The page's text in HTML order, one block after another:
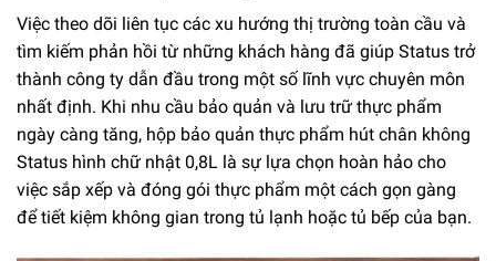
Việc theo dõi liên tục các xu hướng thị trường toàn cầu và
tìm kiếm phản hồi từ những khách hàng đã giúp Status trở
thành công ty dẫn đầu trong một số lĩnh vực chuyên môn
nhất định. Khi nhu cầu bảo quản và lưu trữ thực phẩm
ngày càng tăng, hộp bảo quản thực phẩm hút chân không
Status hình chữ nhật 0,8L là sự lựa chọn hoàn hảo cho
việc sắp xếp và đóng gói thực phẩm một cách gọn gàng
để tiết kiệm không gian trong tủ lạnh hoặc tủ bếp của bạn.